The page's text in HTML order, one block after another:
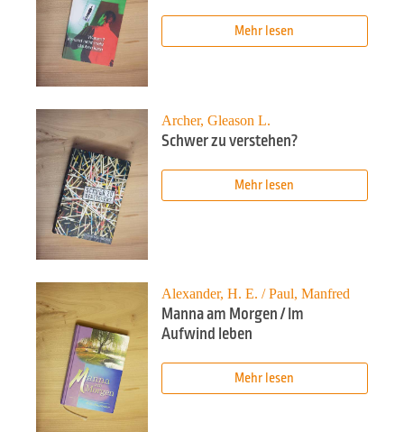
Mehr lesen
Archer, Gleason L.
Schwer zu verstehen?
Mehr lesen
Alexander, H. E. / Paul, Manfred
Manna am Morgen / Im
Aufwind leben
Mehr lesen